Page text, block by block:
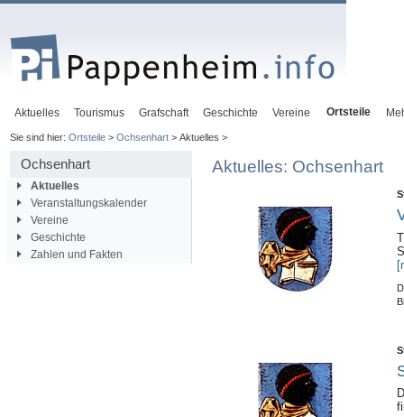
Aktuelles Tourismus Grafschaft Geschichte Vereine Ortsteile
Sie sind hier: Ortsteile> Ochsenhart> Aktuelles >
Ochsenhart
Aktuelles
Veranstaltungskalender
Vereine
Geschichte
Zahlen und Fakten
Aktuelles: Ochsenhart